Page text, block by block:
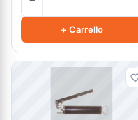
+ Carrello